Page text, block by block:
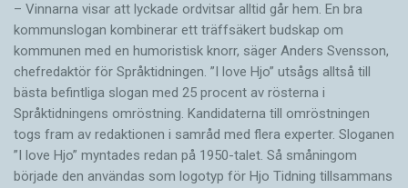
– Vinnarna visar att lyckade ordvitsar alltid går hem. En bra
kommunslogan kombinerar ett träffsäkert budskap om
kommunen med en humoristisk knorr, säger Anders Svensson,
chefredaktör för Språktidningen. ”I love Hjo” utsågs alltså till
bästa befintliga slogan med 25 procent av rösterna i
Språktidningens omröstning. Kandidaterna till omröstningen
togs fram av redaktionen i samråd med flera experter. Sloganen
”I love Hjo” myntades redan på 1950-talet. Så småningom
började den användas som logotyp för Hjo Tidning tillsammans